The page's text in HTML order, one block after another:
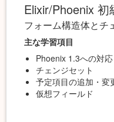
Elixir/Phoenix
フォーム構造体とチ
主な学習項目
Phoenix 1.3への対応
チェンジセット
予定項目の追加・変
仮想フィールド